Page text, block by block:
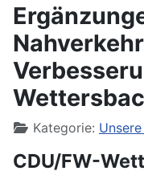
DetailsKategorie:
CDU/FW-